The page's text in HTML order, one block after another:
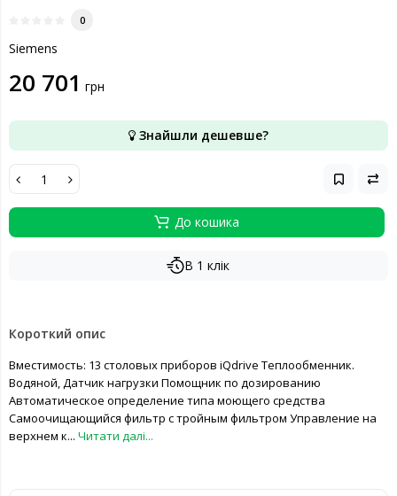
0
Siemens
20 701 грн
Знайшли дешевше?
До кошика
В 1 клік
Короткий опис
Вместимость: 13 столовых приборов iQdrive Теплообменник.
Водяной, Датчик нагрузки Помощник по дозированию
Автоматическое определение типа моющего средства
Самоочищающийся фильтр с тройным фильтром Управление на
верхнем к... Читати далі...